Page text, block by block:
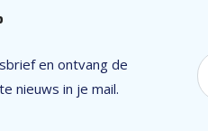
en ontvang de
nieuws in je mail.